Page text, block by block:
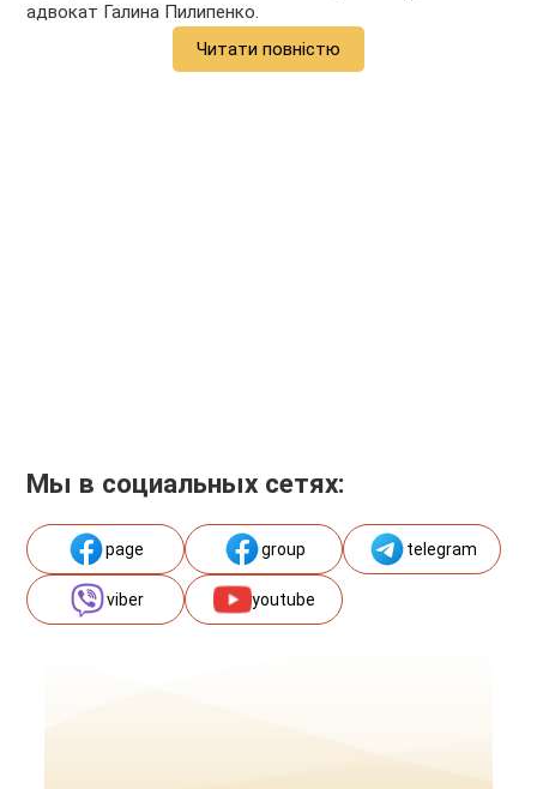
адвокат Галина Пилипенко.
Читати повністю
Мы в социальных сетях:
page group telegram
viber youtube